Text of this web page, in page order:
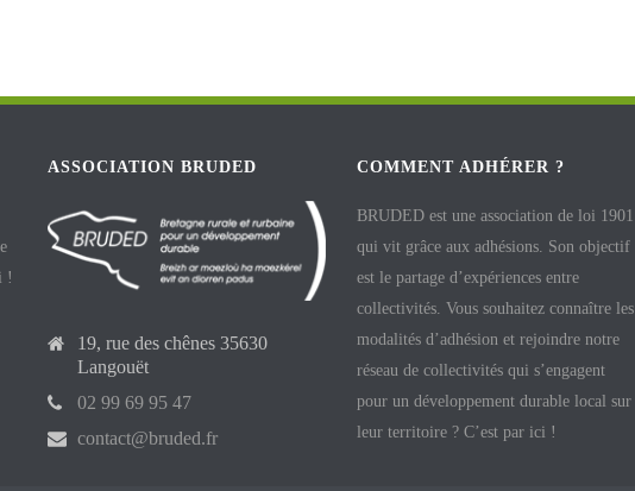
!
ASSOCIATION BRUDED
19, rue des chênes 35630
Langouët
02 99 69 95 47
contact@bruded.fr
COMMENT ADHÉRER ?
BRUDED est une association de loi 1901
qui vit grâce aux adhésions. Son objectif
est le partage d’expériences entre
collectivités. Vous souhaitez connaître les
modalités d’adhésion et rejoindre notre
réseau de collectivités qui s’engagent
pour un développement durable local sur
leur territoire ? C’est par ici !